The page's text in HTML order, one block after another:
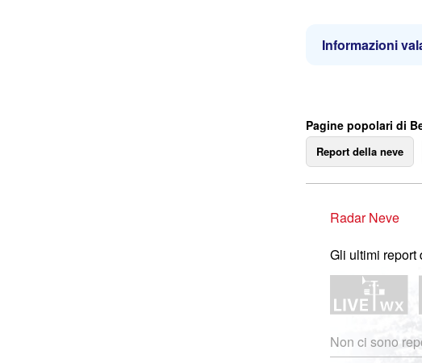
Informazioni
Pagine popolari di
Report della neve
Radar Neve
Gli ultimi report
Non ci sono